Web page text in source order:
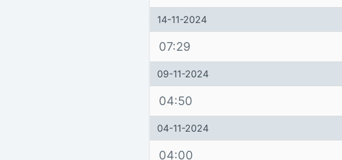
14-11-2024
07:29
09-11-2024
04:50
04-11-2024
04:00